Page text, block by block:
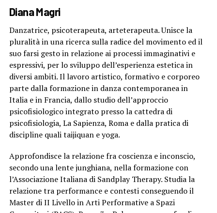
Diana Magri
Danzatrice, psicoterapeuta, arteterapeuta. Unisce la
pluralità in una ricerca sulla radice del movimento ed il
suo farsi gesto in relazione ai processi immaginativi e
espressivi, per lo sviluppo dell’esperienza estetica in
diversi ambiti. Il lavoro artistico, formativo e corporeo
parte dalla formazione in danza contemporanea in
Italia e in Francia, dallo studio dell’approccio
psicofisiologico integrato presso la cattedra di
psicofisiologia, La Sapienza, Roma e dalla pratica di
discipline quali taijiquan e yoga.
Approfondisce la relazione fra coscienza e inconscio,
secondo una lente junghiana, nella formazione con
l’Associazione Italiana di Sandplay Therapy. Studia la
relazione tra performance e contesti conseguendo il
Master di II Livello in Arti Performative a Spazi